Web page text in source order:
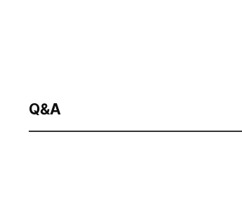
Q&A